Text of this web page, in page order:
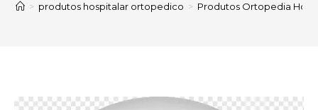
> produtos hospitalar ortopedico > Produtos Ortopedia